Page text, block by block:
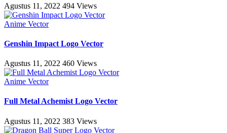
Agustus 11, 2022 494 Views
Anime Vector
Genshin Impact Logo Vector
Agustus 11, 2022 460 Views
Anime Vector
Full Metal Achemist Logo Vector
Agustus 11, 2022 383 Views